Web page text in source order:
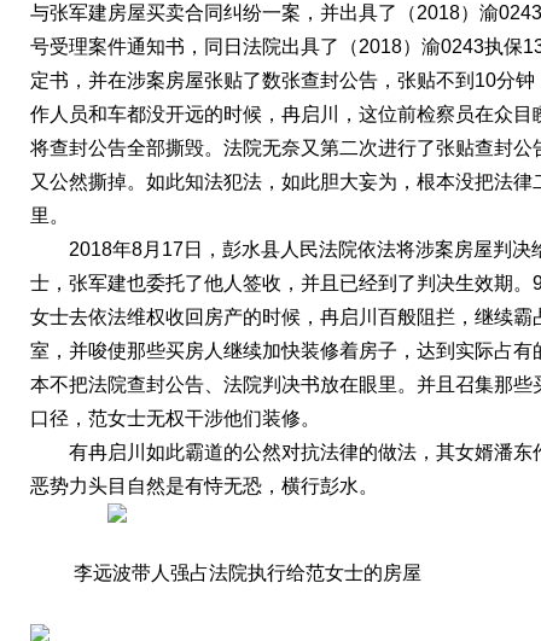
与张军建房屋买卖合同纠纷一案，并出具了（2018）渝
号受理案件通知书，同日法院出具了（2018）渝0243执保
定书，并在涉案房屋张贴了数张查封公告，张贴不到10分钟
作人员和车都没开远的时候，冉启川，这位前检察员在众目
将查封公告全部撕毁。法院无奈又第二次进行了张贴查封公
又公然撕掉。如此知法犯法，如此胆大妄为，根本没把法律
里。
2018年8月17日，彭水县人民法院依法将涉案房屋判决
士，张军建也委托了他人签收，并且已经到了判决生效期。
女士去依法维权收回房产的时候，冉启川百般阻拦，继续霸
室，并唆使那些买房人继续加快装修着房子，达到实际占有
本不把法院查封公告、法院判决书放在眼里。并且召集那些
口径，范女士无权干涉他们装修。
有冉启川如此霸道的公然对抗法律的做法，其女婿潘东
恶势力头目自然是有恃无恐，横行彭水。
李远波带人强占法院执行给范女士的房屋